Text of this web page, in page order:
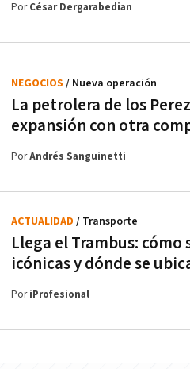
PorCésar Dergarabedian
La petrolera de los
expansión con otra
NEGOCIOS / Nueva operación
PorAndrés Sanguinetti
Llega el Trambus: cómo
icónicas y dónde se
ACTUALIDAD / Transporte
PoriProfesional